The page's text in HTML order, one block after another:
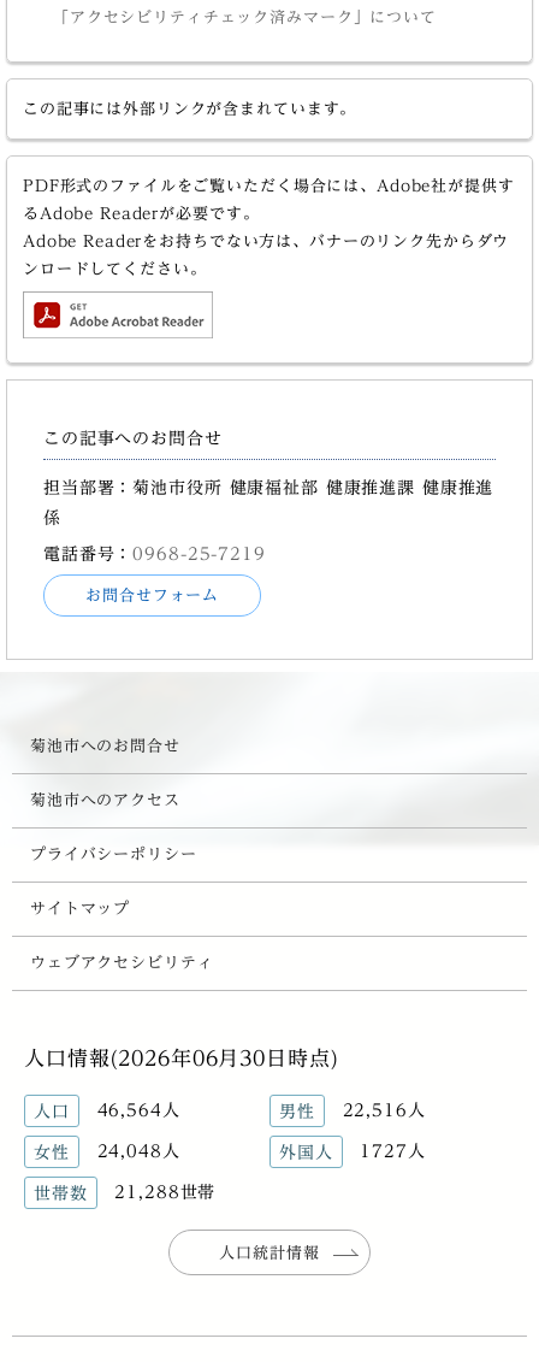
「アクセシビリティチェック済みマーク」について
この記事には外部リンクが含まれています。
PDF形式のファイルをご覧いただく場合には、Adobe社が提供す
るAdobe Readerが必要です。
Adobe Readerをお持ちでない方は、バナーのリンク先からダウ
ンロードしてください。
この記事へのお問合せ
担当部署：菊池市役所 健康福祉部 健康推進課 健康推進
係
電話番号：0968-25-7219
お問合せフォーム
菊池市へのお問合せ
菊池市へのアクセス
プライバシーポリシー
サイトマップ
ウェブアクセシビリティ
人口情報(2026年06月30日時点)
人口 46,564人 男性 22,516人
女性 24,048人 外国人 1727人
世帯数 21,288世帯
人口統計情報